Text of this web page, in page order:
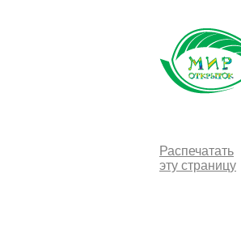
Распечатать
эту страницу